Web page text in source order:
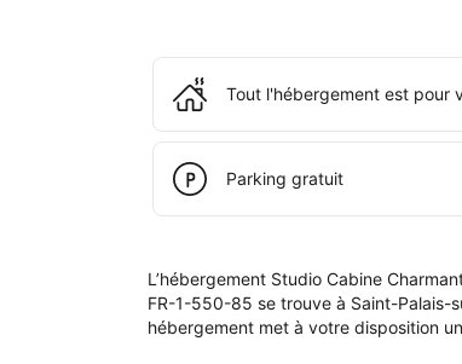
Tout l'hébergement est pour
Parking gratuit
L’hébergement Studio Cabine
FR-1-550-85 se trouve à Saint-Palais-
hébergement met à votre disposition